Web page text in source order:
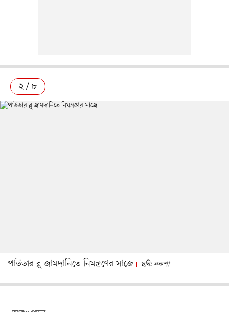
২ / ৮
পাউডার ব্লু জামদানিতে নিমন্ত্রণের সাজে ছবি: নকশা